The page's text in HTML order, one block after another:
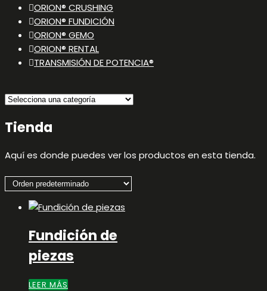
ORION® CRUSHING
ORION® FUNDICIÓN
ORION® GEMO
ORION® RENTAL
TRANSMISIÓN DE POTENCIA®
Tienda
Aquí es donde puedes ver los productos en esta tienda.
Fundición de
piezas
LEER MÁS